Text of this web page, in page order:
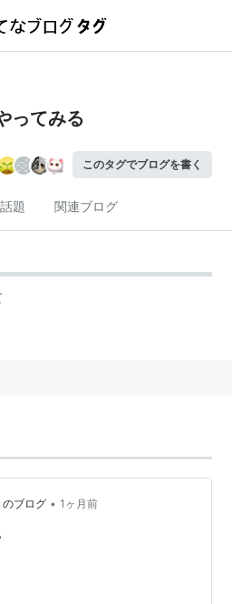
ってみる
このタグでブログを書く
題 関連ブログ
のブログ • 1ヶ月前